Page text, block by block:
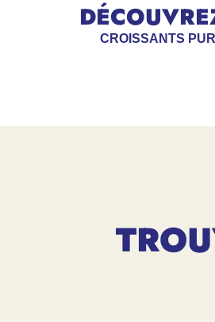
CROISSANTS